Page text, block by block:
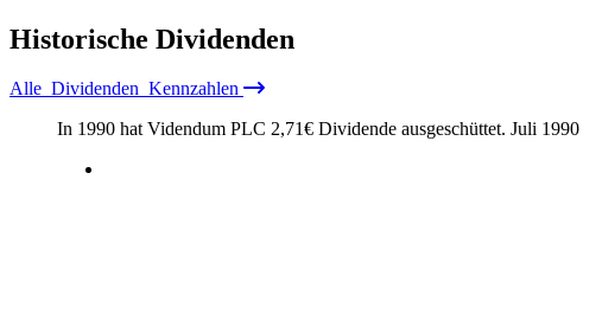
Historische Dividenden
Alle Dividenden Kennzahlen
In 1990 hat Videndum PLC 2,71€ Dividende ausgeschüttet. Juli 1990